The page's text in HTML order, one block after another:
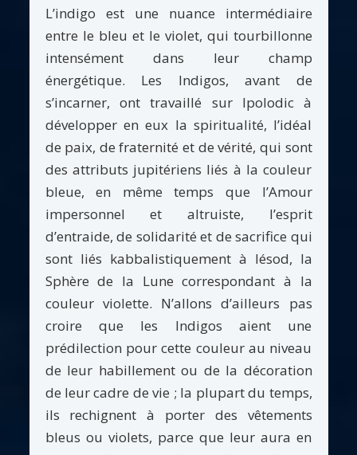
L’indigo est une nuance intermédiaire
entre le bleu et le violet, qui tourbillonne
intensément dans leur champ
énergétique. Les Indigos, avant de
s’incarner, ont travaillé sur Ipolodic à
développer en eux la spiritualité, l’idéal
de paix, de fraternité et de vérité, qui sont
des attributs jupitériens liés à la couleur
bleue, en même temps que l’Amour
impersonnel et altruiste, l’esprit
d’entraide, de solidarité et de sacrifice qui
sont liés kabbalistiquement à Iésod, la
Sphère de la Lune correspondant à la
couleur violette. N’allons d’ailleurs pas
croire que les Indigos aient une
prédilection pour cette couleur au niveau
de leur habillement ou de la décoration
de leur cadre de vie ; la plupart du temps,
ils rechignent à porter des vêtements
bleus ou violets, parce que leur aura en